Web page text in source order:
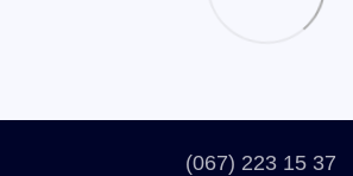
(067) 223 15 37